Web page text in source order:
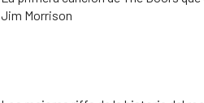
Jim Morrison